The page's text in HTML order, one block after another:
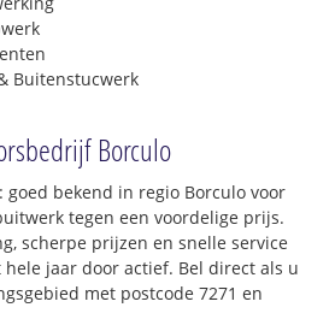
Buitenstucwerk
Borculo
goed bekend in regio Borculo voor
tegen een voordelige prijs.
scherpe prijzen en snelle service
jaar door actief. Bel direct als u
met postcode 7271 en